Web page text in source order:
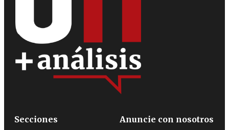
Secciones
Anuncie con nosotros